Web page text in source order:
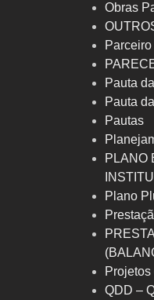
Obras
Parceiro
Pauta
Pauta
Pautas
PLANO
Plano
QDD –